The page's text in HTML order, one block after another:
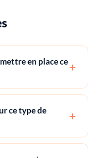
en place ce+
ce type de
+